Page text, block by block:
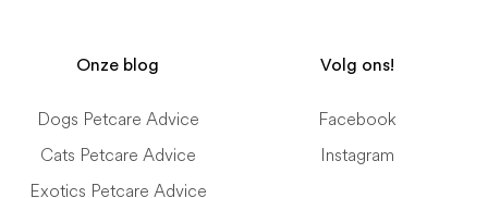
Onze blog
Dogs Petcare Advice
Cats Petcare Advice
Exotics Petcare Advice
Volg ons!
Facebook
Instagram